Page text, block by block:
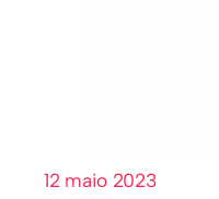
12 maio 2023